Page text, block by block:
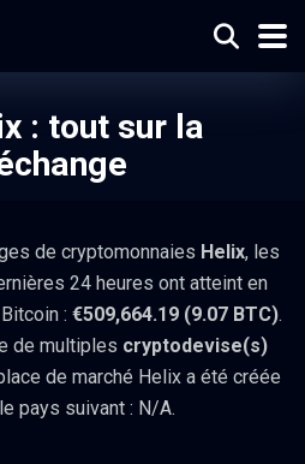
: tout sur la
de cryptomonnaies Helix, les
24 heures ont atteint en
: €509,664.19 (9.07 BTC).
de multiples cryptodevise(s)
de marché Helix a été créée
pays suivant : N/A.